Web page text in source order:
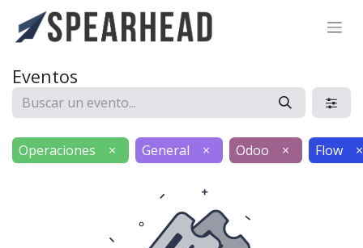
Eventos
Operaciones × General × Odoo × Flow ×